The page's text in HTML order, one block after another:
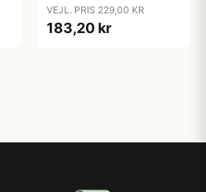
VEJL. PRIS 229,00 KR
183,20 kr